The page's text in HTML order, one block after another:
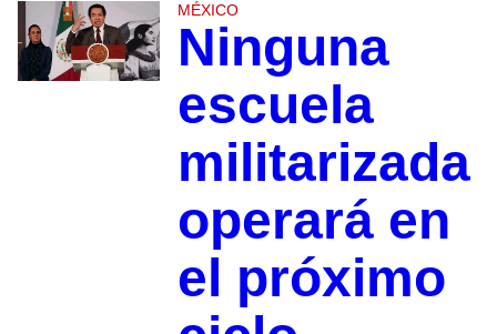
MÉXICO
Ninguna
escuela
militarizada
operará en
el próximo